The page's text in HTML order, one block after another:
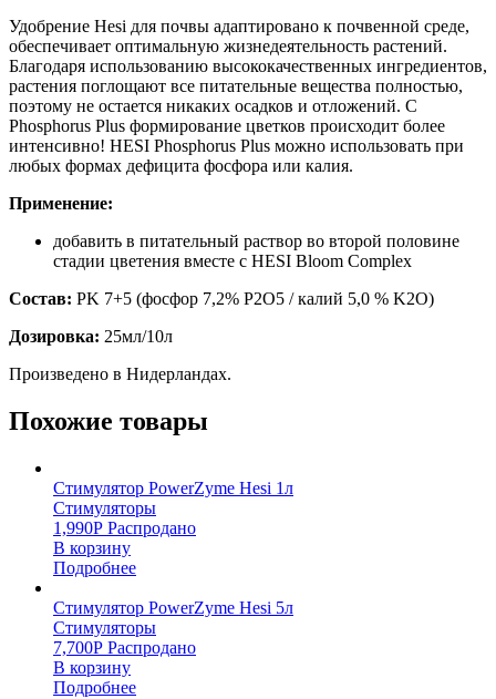
Удобрение Hesi для почвы адаптировано к почвенной среде,
обеспечивает оптимальную жизнедеятельность растений.
Благодаря использованию высококачественных ингредиентов,
растения поглощают все питательные вещества полностью,
поэтому не остается никаких осадков и отложений. С
Phosphorus Plus формирование цветков происходит более
интенсивно! HESI Phosphorus Plus можно использовать при
любых формах дефицита фосфора или калия.
Применение:
добавить в питательный раствор во второй половине
стадии цветения вместе с HESI Bloom Complex
Состав: PK 7+5 (фосфор 7,2% P2O5 / калий 5,0 % K2O)
Дозировка: 25мл/10л
Произведено в Нидерландах.
Похожие товары
Стимулятор PowerZyme Hesi 1л
Стимуляторы
1,990Р Распродано
В корзину
Подробнее
Стимулятор PowerZyme Hesi 5л
Стимуляторы
7,700Р Распродано
В корзину
Подробнее